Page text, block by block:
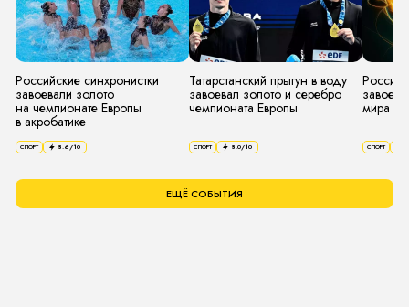
Российские синхронистки
завоевали золото
на чемпионате Европы
в акробатике
СПОРТ 8.6 /10
Татарстанский прыгун в воду
завоевал золото и серебро
чемпионата Европы
СПОРТ 8.0/10
мира
СПОРТ
ЕЩЁ СОБЫТИЯ